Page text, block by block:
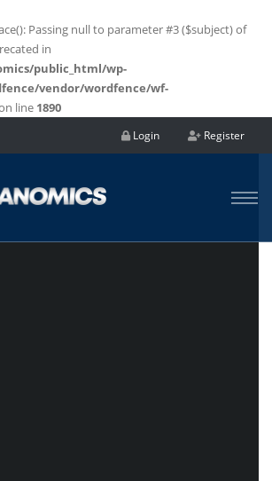
Passing null to parameter #3 ($subject) of
in
public_html/wp-
vendor/wordfence/wf-
line 1890
Login Register